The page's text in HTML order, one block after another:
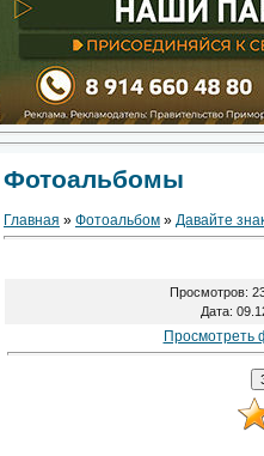
Фотоальбомы
Главная » Фотоальбом » Давайте
Просмотров:
Дата:
Просмотреть